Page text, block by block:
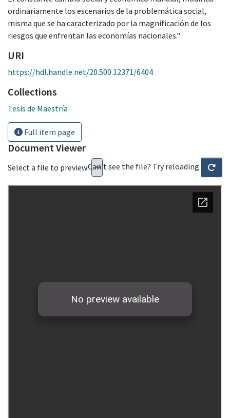
ordinariamente los escenarios de la problemática social,
misma que se ha caracterizado por la magnificación de los
riesgos que enfrentan las economías nacionales."
URI
https://hdl.handle.net/20.500.12371/6404
Collections
Tesis de Maestría
Full item page
Document Viewer
Select a file to preview:Can't see the file? Try reloading